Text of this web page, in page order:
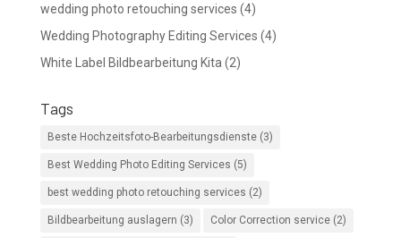
wedding photo retouching services (4)
Wedding Photography Editing Services (4)
White Label Bildbearbeitung Kita (2)
Tags
Beste Hochzeitsfoto-Bearbeitungsdienste(3)
Best Wedding Photo Editing Services (5)
best wedding photo retouching services (2)
Bildbearbeitung auslagern (3) Color Correction service(2)